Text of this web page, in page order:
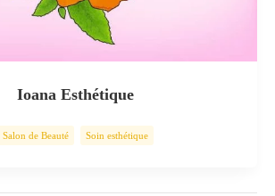
Ioana Esthétique
Salon de Beauté Soin esthétique